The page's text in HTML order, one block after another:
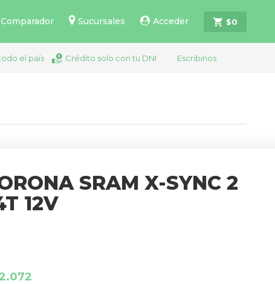
Comparador Sucursales Acceder $0
el país Crédito solo con tu DNI Escribinos
SRAM X-SYNC 2
12V